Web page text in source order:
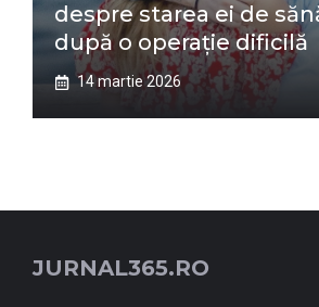
despre starea ei de
după o operație dificilă
14 martie 2026
JURNAL365.RO